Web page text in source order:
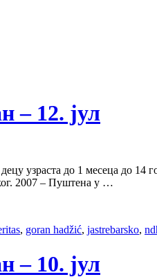
– 12. јул
узраста до 1 месеца до
2007 – Пуштена у …
, goran hadžić, jastrebarsko,
– 10. јул